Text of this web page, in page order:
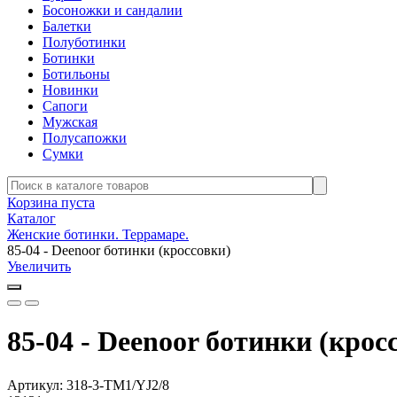
Босоножки и сандалии
Балетки
Полуботинки
Ботинки
Ботильоны
Новинки
Сапоги
Мужская
Полусапожки
Сумки
Корзина пуста
Каталог
Женские ботинки. Террамаре.
85-04 - Deenoor ботинки (кроссовки)
Увеличить
85-04 - Deenoor ботинки
Артикул: 318-3-TM1/YJ2/8